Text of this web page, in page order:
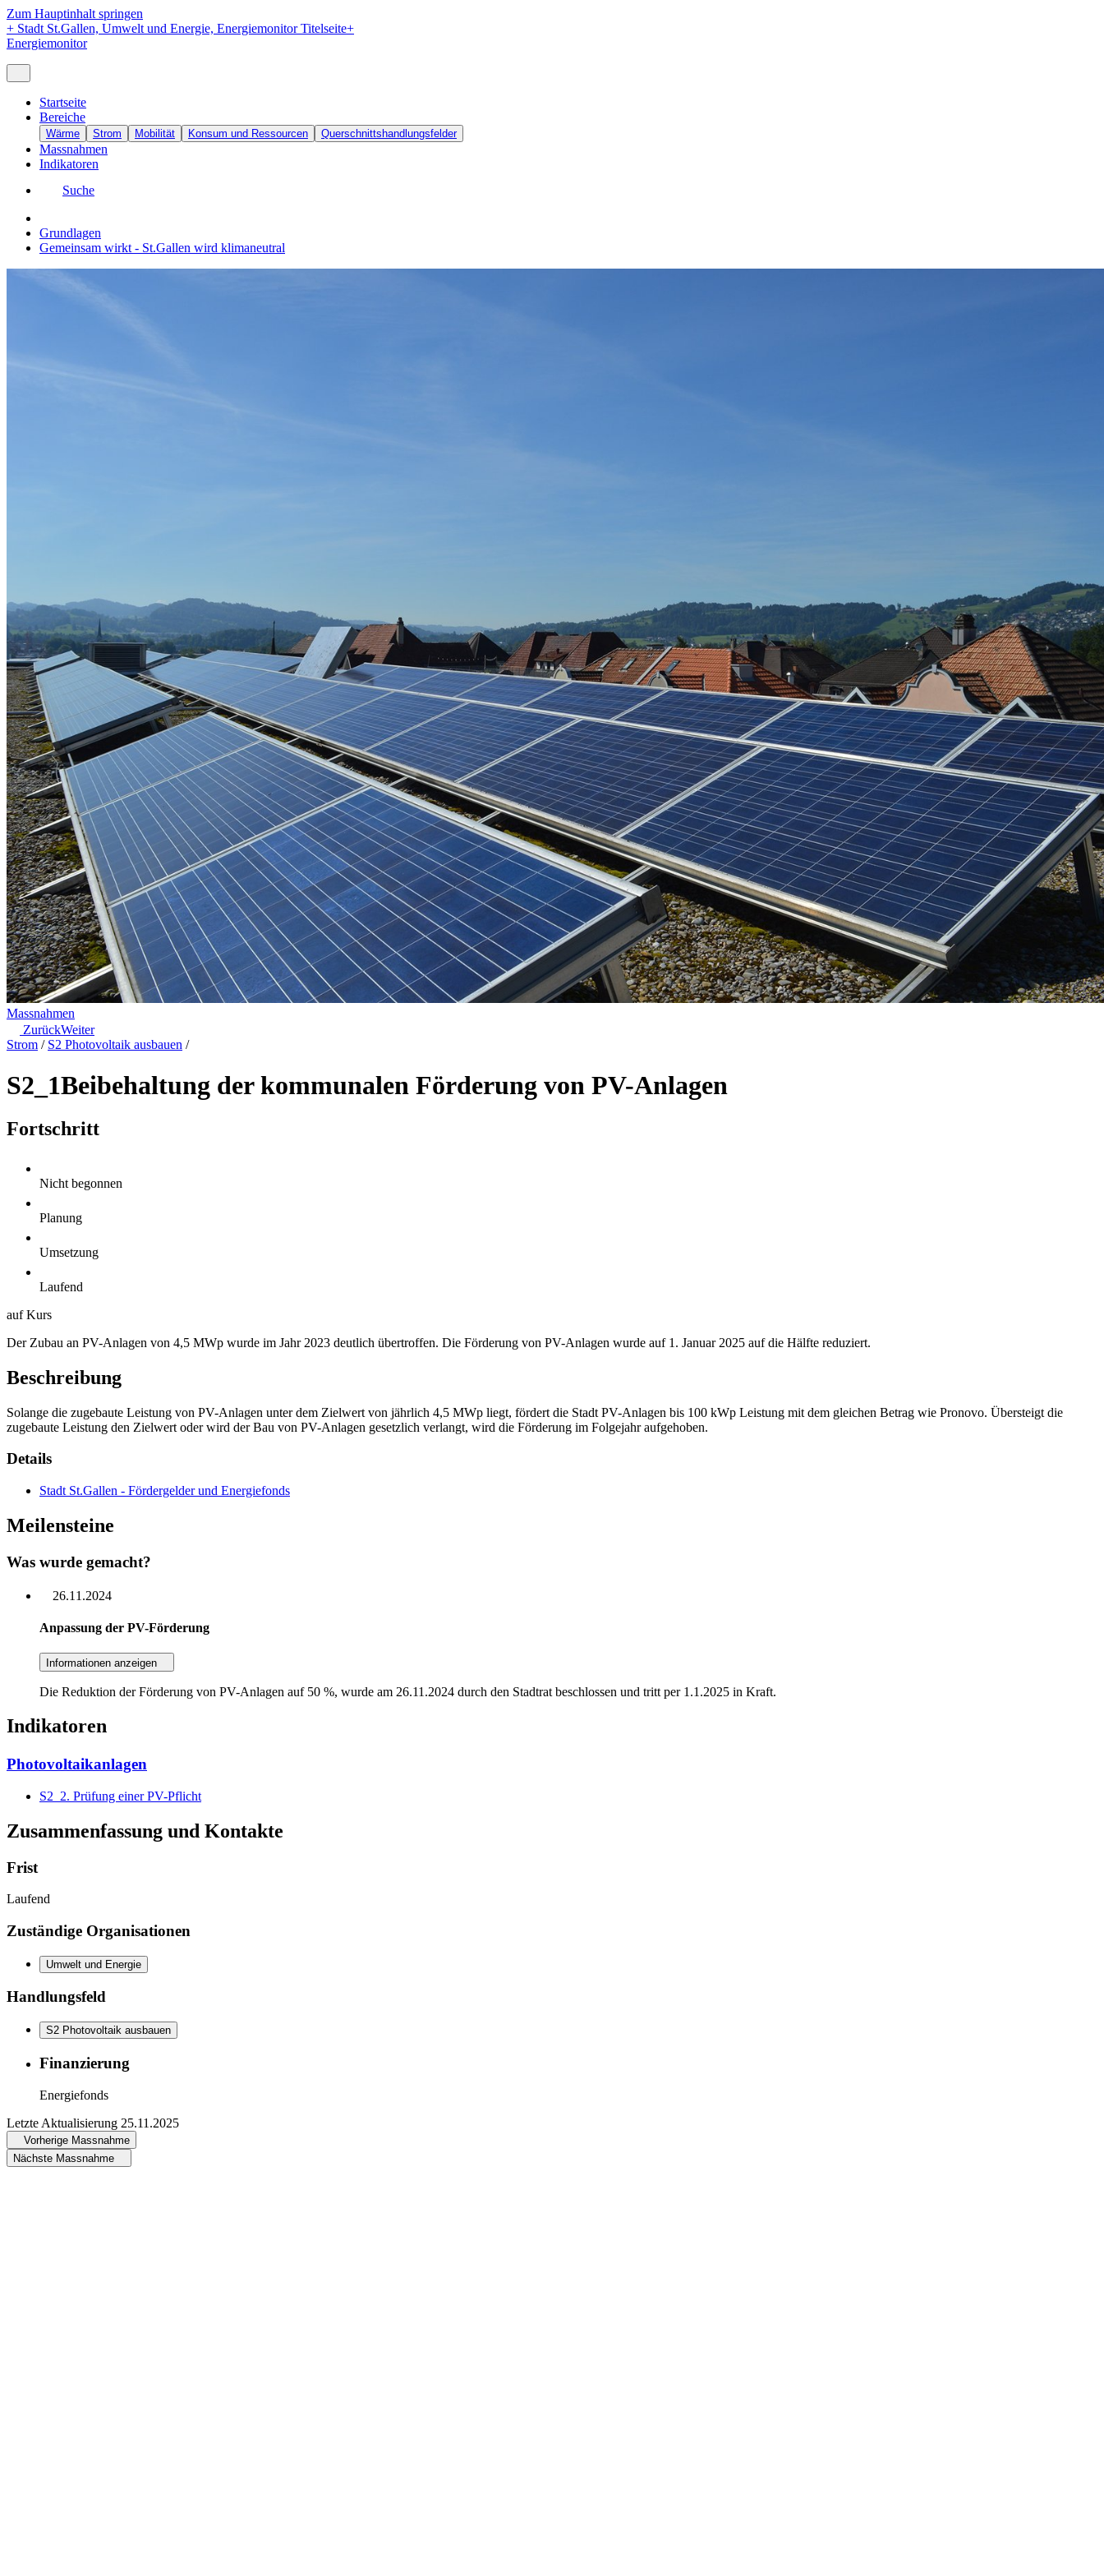
Zum Hauptinhalt springen
+ Stadt St.Gallen, Umwelt und Energie, Energiemonitor Titelseite+
Energiemonitor
Startseite
Bereiche
Wärme Strom Mobilität Konsum und Ressourcen Querschnittshandlungsfelder
Massnahmen
Indikatoren
Suche
Grundlagen
Gemeinsam wirkt - St.Gallen wird klimaneutral
Massnahmen
ZurückWeiter
Strom / S2 Photovoltaik ausbauen /
S2_1Beibehaltung der kommunalen Förderung von PV-Anlagen
Fortschritt
Nicht begonnen
Planung
Umsetzung
Laufend
auf Kurs
Der Zubau an PV-Anlagen von 4,5 MWp wurde im Jahr 2023 deutlich übertroffen. Die Förderung von PV-Anlagen wurde auf 1. Januar 2025 auf die Hälfte reduziert.
Beschreibung
Solange die zugebaute Leistung von PV-Anlagen unter dem Zielwert von jährlich 4,5 MWp liegt, fördert die Stadt PV-Anlagen bis 100 kWp Leistung mit dem gleichen Betrag wie Pronovo. Übersteigt die
zugebaute Leistung den Zielwert oder wird der Bau von PV-Anlagen gesetzlich verlangt, wird die Förderung im Folgejahr aufgehoben.
Details
Stadt St.Gallen - Fördergelder und Energiefonds
Meilensteine
Was wurde gemacht?
26.11.2024
Anpassung der PV-Förderung
Informationen anzeigen
Die Reduktion der Förderung von PV-Anlagen auf 50 %, wurde am 26.11.2024 durch den Stadtrat beschlossen und tritt per 1.1.2025 in Kraft.
Indikatoren
Photovoltaikanlagen
S2_2. Prüfung einer PV-Pflicht
Zusammenfassung und Kontakte
Frist
Laufend
Zuständige Organisationen
Umwelt und Energie
Handlungsfeld
S2 Photovoltaik ausbauen
Finanzierung
Energiefonds
Letzte Aktualisierung 25.11.2025
Vorherige Massnahme
Nächste Massnahme